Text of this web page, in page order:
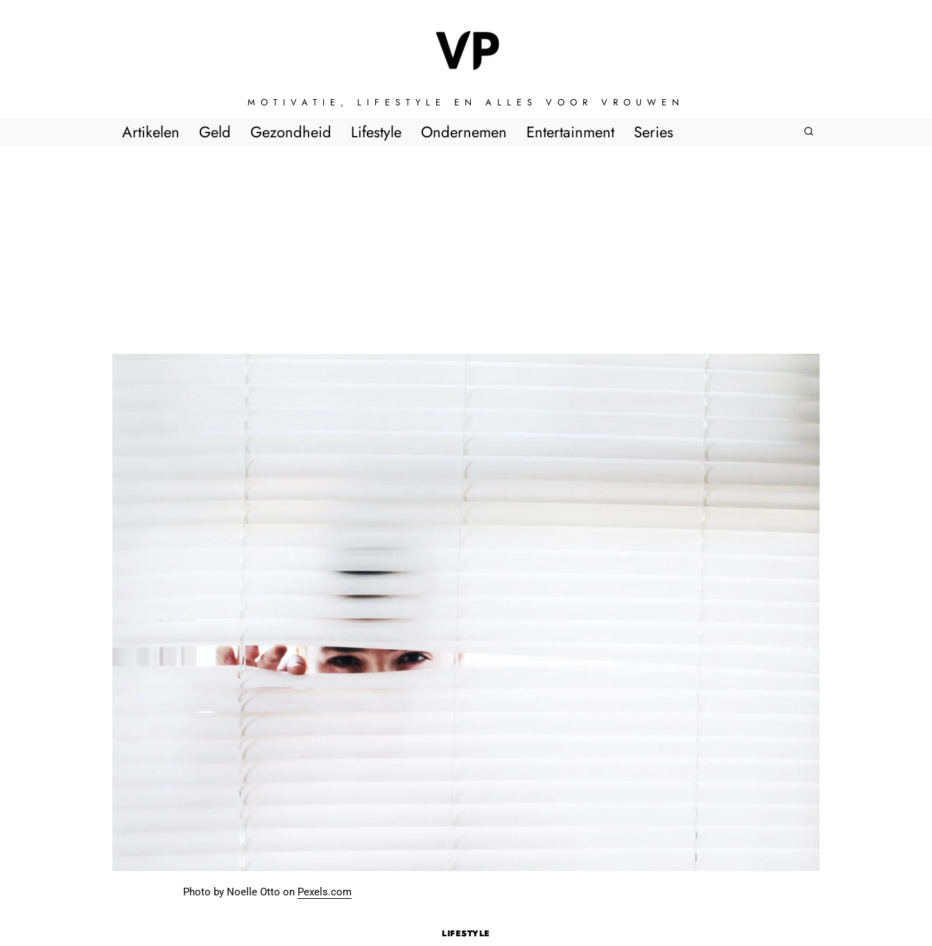
MOTIVATIE, LIFESTYLE EN ALLES VOOR VROUWEN
Artikelen Geld Gezondheid Lifestyle Ondernemen Entertainment Series
Photo by Noelle Otto on Pexels.com
LIFESTYLE